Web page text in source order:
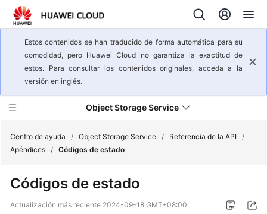
Estos contenidos se han traducido de forma automática para su
comodidad, pero Huawei Cloud no garantiza la exactitud de
estos. Para consultar los contenidos originales, acceda a la
versión en inglés.
Object Storage Service
general
del
Centro de ayuda / Object Storage Service / Referencia de la API /
Apéndices / Códigos de estado
Códigos de estado
Actualización más reciente 2024-09-18 GMT+08:00